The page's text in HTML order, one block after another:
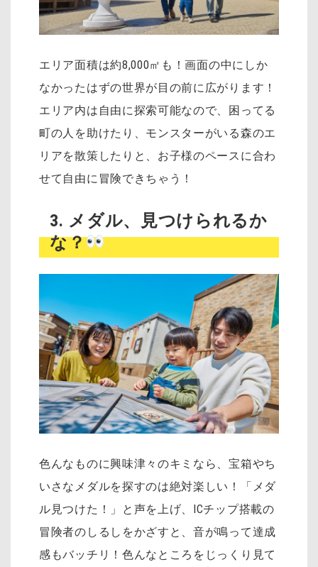
エリア面積は約8,000㎡も！画面の中にしか
なかったはずの世界が目の前に広がります！
エリア内は自由に探索可能なので、困ってる
町の人を助けたり、モンスターがいる森のエ
リアを散策したりと、お子様のペースに合わ
せて自由に冒険できちゃう！
3. メダル、見つけられるか
な？
色んなものに興味津々のキミなら、宝箱やち
いさなメダルを探すのは絶対楽しい！「メダ
ル見つけた！」と声を上げ、ICチップ搭載の
冒険者のしるしをかざすと、音が鳴って達成
感もバッチリ！色んなところをじっくり見て